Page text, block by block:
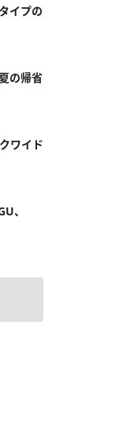
イプの
の帰省
ワイド
、